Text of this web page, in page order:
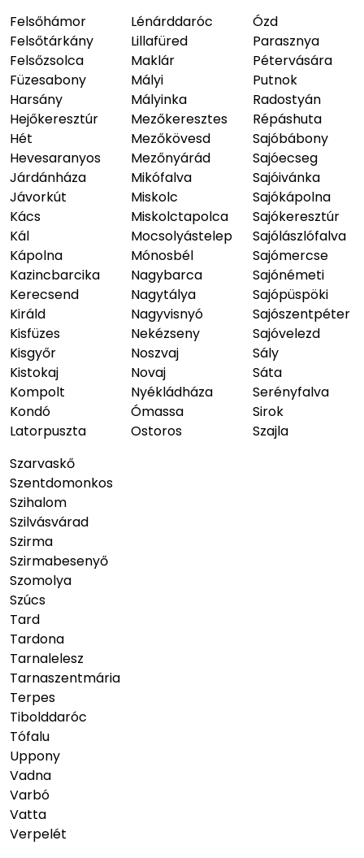
Felsőhámor
Felsőtárkány
Felsőzsolca
Füzesabony
Harsány
Hejőkeresztúr
Hét
Hevesaranyos
Járdánháza
Jávorkút
Kács
Kál
Kápolna
Kazincbarcika
Kerecsend
Királd
Kisfüzes
Kisgyőr
Kistokaj
Kompolt
Kondó
Latorpuszta
Lénárddaróc
Lillafüred
Maklár
Mályi
Mályinka
Mezőkeresztes
Mezőkövesd
Mezőnyárád
Mikófalva
Miskolc
Miskolctapolca
Mocsolyástelep
Mónosbél
Nagybarca
Nagytálya
Nagyvisnyó
Nekézseny
Noszvaj
Novaj
Nyékládháza
Ómassa
Ostoros
Ózd
Parasznya
Pétervására
Putnok
Radostyán
Répáshuta
Sajóbábony
Sajóecseg
Sajóivánka
Sajókápolna
Sajókeresztúr
Sajólászlófalva
Sajómercse
Sajónémeti
Sajópüspöki
Sajószentpéter
Sajóvelezd
Sály
Sáta
Serényfalva
Sirok
Szajla
Szarvaskő
Szentdomonkos
Szihalom
Szilvásvárad
Szirma
Szirmabesenyő
Szomolya
Szúcs
Tard
Tardona
Tarnalelesz
Tarnaszentmária
Terpes
Tibolddaróc
Tófalu
Uppony
Vadna
Varbó
Vatta
Verpelét